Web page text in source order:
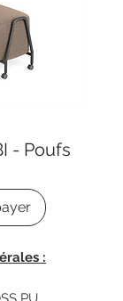
- Poufs
: